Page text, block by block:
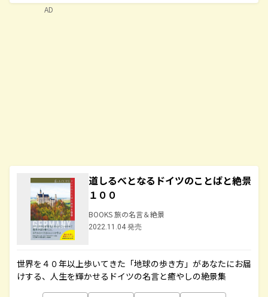
道しるべとなるドイツのことばと絶景
１００
BOOKS 旅の名言＆絶景
2022.11.04 発売
世界を４０年以上歩いてきた「地球の歩き方」があなたにお届
けする、人生を輝かせるドイツの名言と癒やしの絶景集
AD